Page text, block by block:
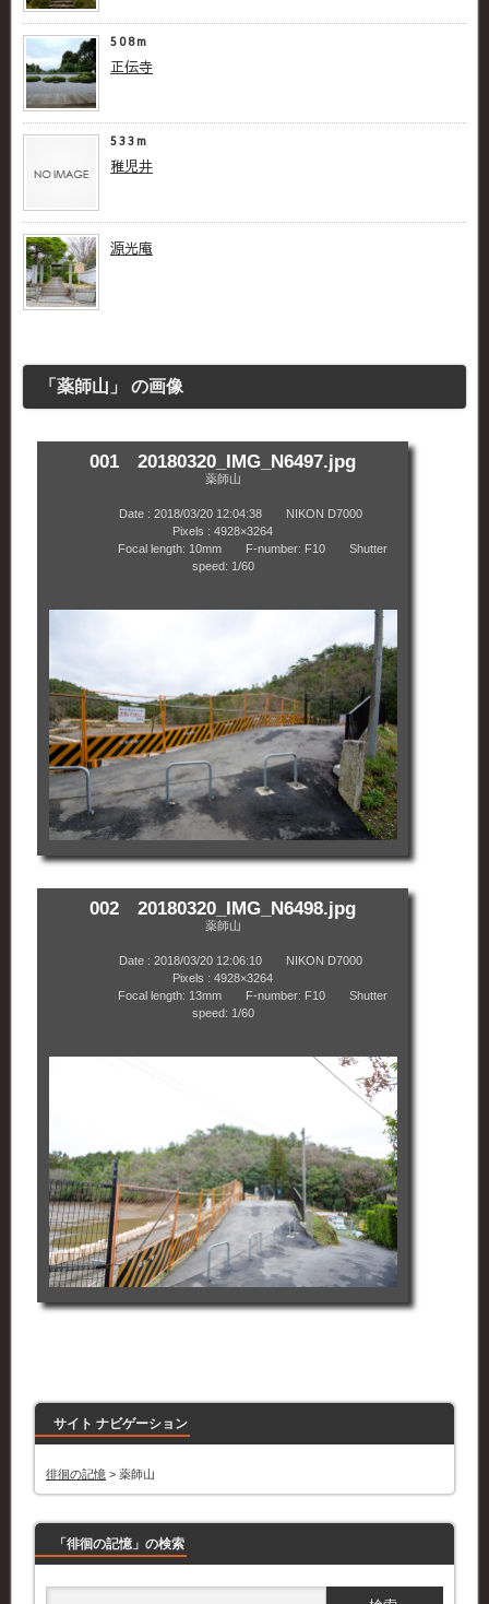
508m
正伝寺
533m
稚児井
源光庵
「薬師山」 の画像
001 20180320_IMG_N6497.jpg
薬師山
Date : 2018/03/20 12:04:38 NIKON D7000
Pixels : 4928×3264
Focal length: 10mm F-number: F10 Shutter
speed: 1/60
002 20180320_IMG_N6498.jpg
薬師山
Date : 2018/03/20 12:06:10 NIKON D7000
Pixels : 4928×3264
Focal length: 13mm F-number: F10 Shutter
speed: 1/60
サイト ナビゲーション
徘徊の記憶 > 薬師山
「徘徊の記憶」の検索